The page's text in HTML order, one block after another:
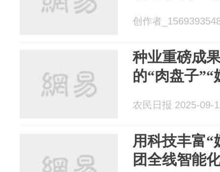
创作者
种业重磅成
的“肉盘子”“
农民日报 2025-09-
用科技丰富“
团全线智能